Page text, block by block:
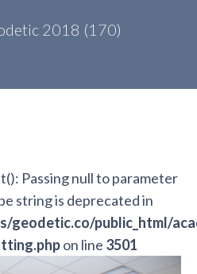
2018 (170)
Passing null to parameter
string is deprecated in
geodetic.co/public_html/
on line 3501